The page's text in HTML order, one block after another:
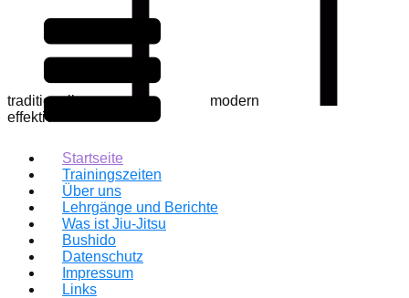
traditionell
modern ​
effektiv
Startseite
Trainingszeiten
Über uns
Lehrgänge und Berichte
Was ist Jiu-Jitsu
Bushido
Datenschutz
Impressum
Links